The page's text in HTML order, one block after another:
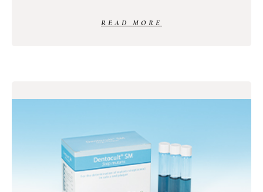
READ MORE